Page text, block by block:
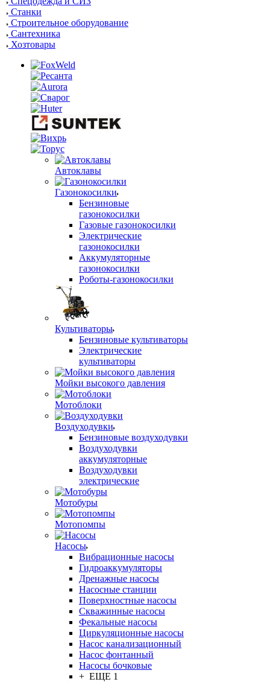
Станки
Строительное оборудование
Сантехника
Хозтовары
Автоклавы
Газонокосилки
Бензиновые
газонокосилки
Газовые газонокосилки
Электрические
газонокосилки
Аккумуляторные
газонокосилки
Роботы-газонокосилки
Культиваторы
Бензиновые культиваторы
Электрические
культиваторы
Мойки высокого давления
Мотоблоки
Воздуходувки
Бензиновые воздуходувки
Воздуходувки
аккумуляторные
Воздуходувки
электрические
Мотобуры
Мотопомпы
Насосы
Вибрационные насосы
Гидроаккумуляторы
Дренажные насосы
Насосные станции
Поверхностные насосы
Скважинные насосы
Фекальные насосы
Циркуляционные насосы
Насос канализационный
Насос фонтанный
Насосы бочковые
+ ЕЩЕ 1